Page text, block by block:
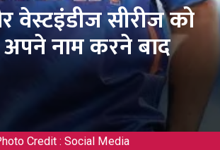
Credit : Social Media
वेस्टइंडीज सीरीज को
नाम करने बाद